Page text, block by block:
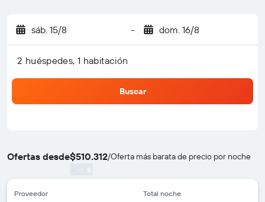
sáb. 15/8 - dom. 16/8
2 huéspedes, 1 habitación
Buscar
Ofertas desde$510.312/Oferta más barata de precio por noche
Proveedor Total noche